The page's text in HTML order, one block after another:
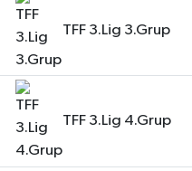
TFF 3.Lig 3.Grup
TFF 3.Lig 4.Grup